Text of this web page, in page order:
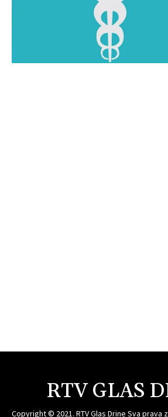
RTV GLAS
Copyright © 2021. RTV Glas Drine Sva prava